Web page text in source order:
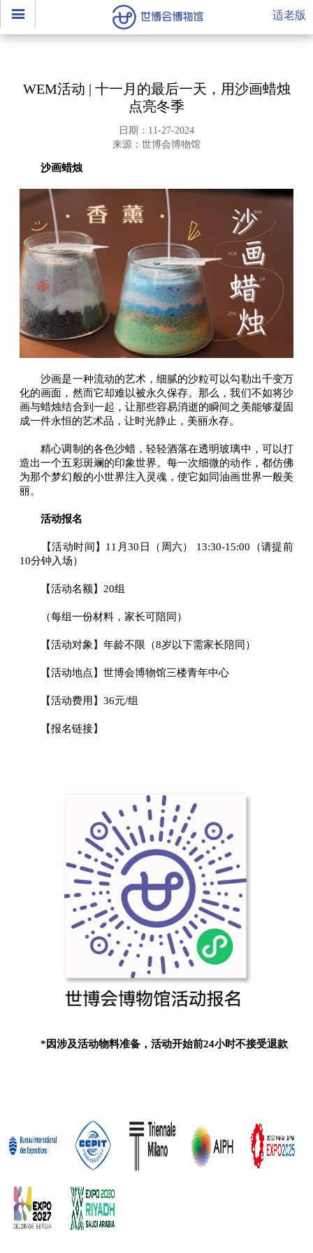
适老版
WEM活动 | 十一月的最后一天，用沙画蜡烛
点亮冬季
日期：11-27-2024
来源：世博会博物馆
沙画蜡烛
沙画是一种流动的艺术，细腻的沙粒可以勾勒出千变万
化的画面，然而它却难以被永久保存。那么，我们不如将沙
画与蜡烛结合到一起，让那些容易消逝的瞬间之美能够凝固
成一件永恒的艺术品，让时光静止，美丽永存。
精心调制的各色沙蜡，轻轻酒落在透明玻璃中，可以打
造出一个五彩斑斓的印象世界。每一次细微的动作，都仿佛
为那个梦幻般的小世界注入灵魂，使它如同油画世界一般美
丽。
活动报名
【活动时间】11月30日（周六） 13:30-15:00（请提前
10分钟入场）
【活动名额】20组
（每组一份材料，家长可陪同）
【活动对象】年龄不限（8岁以下需家长陪同）
【活动地点】世博会博物馆三楼青年中心
【活动费用】36元/组
【报名链接】
*因涉及活动物料准备，活动开始前24小时不接受退款